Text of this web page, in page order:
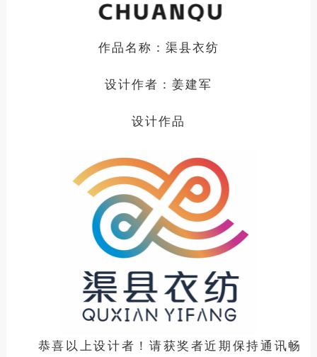
作品名称 ： 渠县衣纺
设计作者： 姜建军
设计作品
恭喜以上设计者！请获奖者近期保持通讯畅